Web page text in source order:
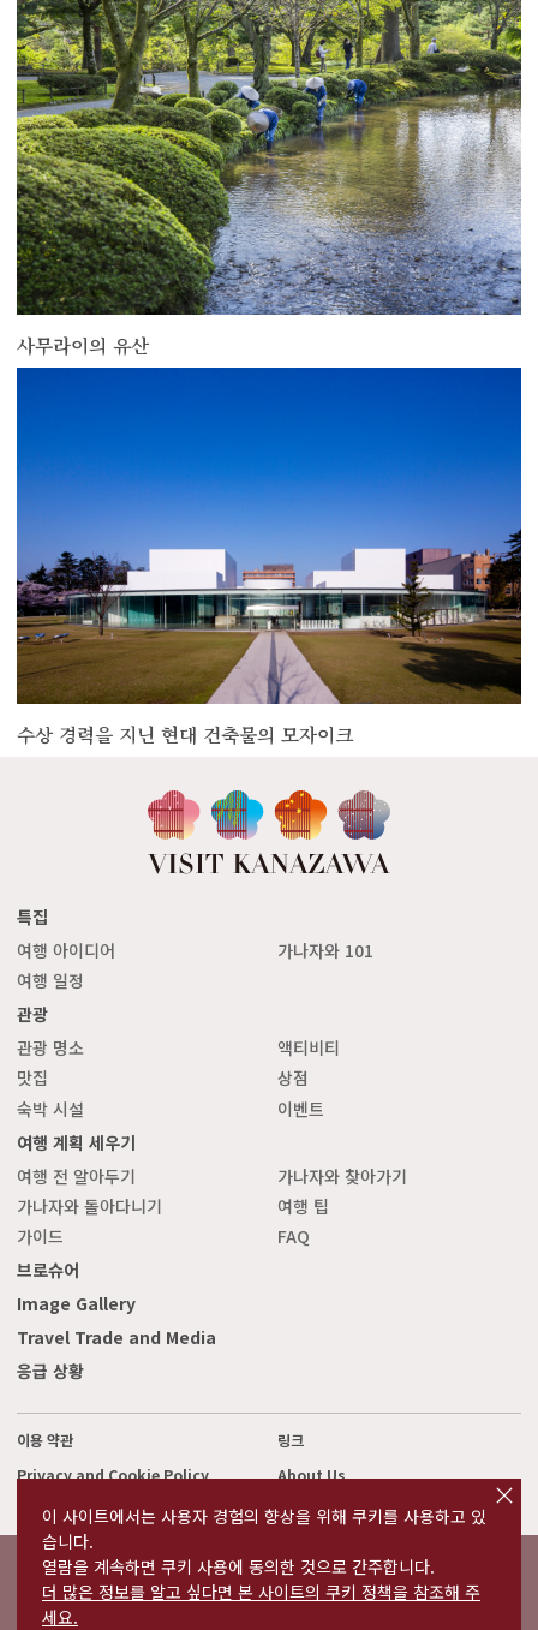
사무라이의 유산
수상 경력을 지닌 현대 건축물의 모자이크
more
특집
여행 아이디어
가나자와 101
여행 일정
관광
관광 명소
액티비티
맛집
상점
숙박 시설
이벤트
여행 계획 세우기
여행 전 알아두기
가나자와 찾아가기
가나자와 돌아다니기
여행 팁
가이드
FAQ
브로슈어
Image Gallery
Travel Trade and Media
응급 상황
이용 약관
링크
Privacy and Cookie Policy
About Us
Contact Us
©2022 Kanazawa City Tourism Association.
The copyright for the Website contents is held by the Association.
It is forbidden to replicate or reprint the contents of the Website
이 사이트에서는 사용자 경험의 향상을 위해 쿠키를 사용하고 있
습니다.
열람을 계속하면 쿠키 사용에 동의한 것으로 간주합니다.
더 많은 정보를 알고 싶다면 본 사이트의 쿠키 정책을 참조해 주
세요.
o
s